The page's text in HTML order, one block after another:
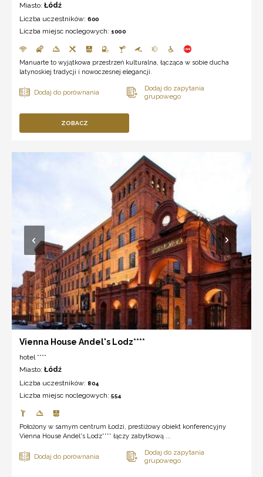
Miasto: Łódź
Liczba uczestników: 600
Liczba miejsc noclegowych: 1000
Manuarte to wyjątkowa przestrzeń kulturalna, łącząca w sobie ducha
latynoskiej tradycji i nowoczesnej elegancji.
ZOBACZ
Vienna House Andel's Lodz****
hotel ****
Miasto: Łódź
Liczba uczestników: 804
Liczba miejsc noclegowych: 554
Położony w samym centrum Łodzi, prestiżowy obiekt konferencyjny
Vienna House Andel's Lodz**** łączy zabytkową ...